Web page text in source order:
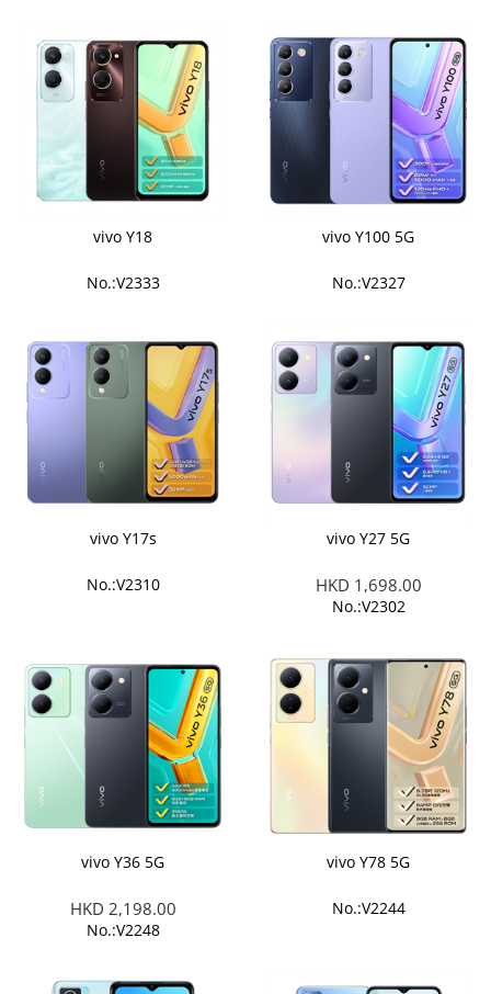
vivo Y18
No.:V2333
vivo Y100 5G
No.:V2327
vivo Y17s
No.:V2310
vivo Y27 5G
HKD 1,698.00
No.:V2302
vivo Y36 5G
HKD 2,198.00
No.:V2248
vivo Y78 5G
No.:V2244